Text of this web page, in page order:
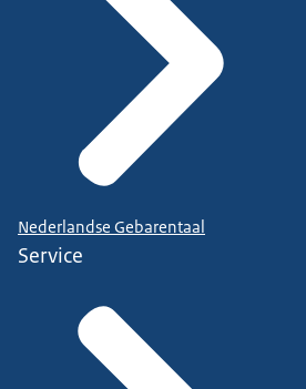
Nederlandse Gebarentaal
Service